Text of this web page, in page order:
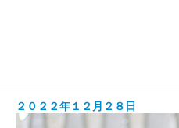
２０２２年１２月２８日